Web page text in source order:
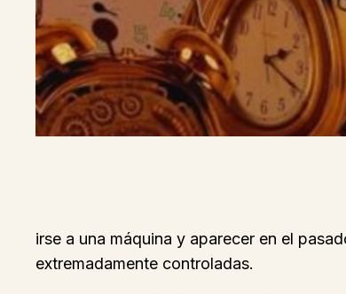
irse a una máquina y aparecer en el
extremadamente controladas.